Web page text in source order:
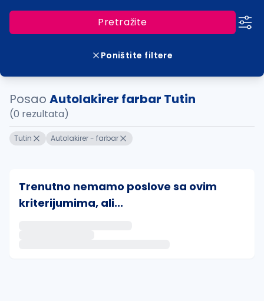
Pretražite
Poništite filtere
Posao Autolakirer farbar Tutin
(0 rezultata)
Tutin Autolakirer - farbar
Trenutno nemamo poslove sa ovim
kriterijumima, ali...